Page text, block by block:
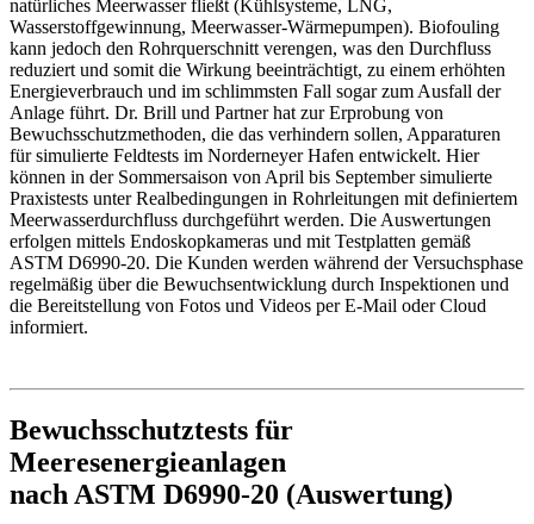
natürliches Meerwasser fließt (Kühlsysteme, LNG,
Wasserstoffgewinnung, Meerwasser-Wärmepumpen). Biofouling
kann jedoch den Rohrquerschnitt verengen, was den Durchfluss
reduziert und somit die Wirkung beeinträchtigt, zu einem erhöhten
Energieverbrauch und im schlimmsten Fall sogar zum Ausfall der
Anlage führt. Dr. Brill und Partner hat zur Erprobung von
Bewuchsschutzmethoden, die das verhindern sollen, Apparaturen
für simulierte Feldtests im Norderneyer Hafen entwickelt. Hier
können in der Sommersaison von April bis September simulierte
Praxistests unter Realbedingungen in Rohrleitungen mit definiertem
Meerwasserdurchfluss durchgeführt werden. Die Auswertungen
erfolgen mittels Endoskopkameras und mit Testplatten gemäß
ASTM D6990-20. Die Kunden werden während der Versuchsphase
regelmäßig über die Bewuchsentwicklung durch Inspektionen und
die Bereitstellung von Fotos und Videos per E-Mail oder Cloud
informiert.
Bewuchsschutztests für
Meeresenergieanlagen
nach ASTM D6990-20 (Auswertung)